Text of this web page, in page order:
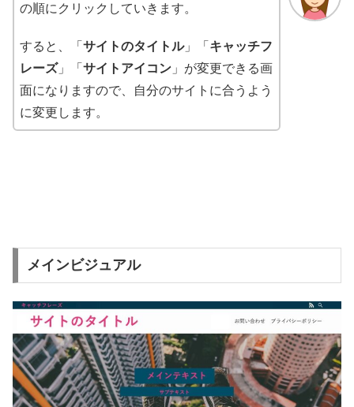
の順にクリックしていきます。
すると、「 サイトのタイトル」「 キャッチフ
レーズ」「 サイトアイコン 」が変更できる画
面になりますので、自分のサイトに合うよう
に変更します。
メインビジュアル